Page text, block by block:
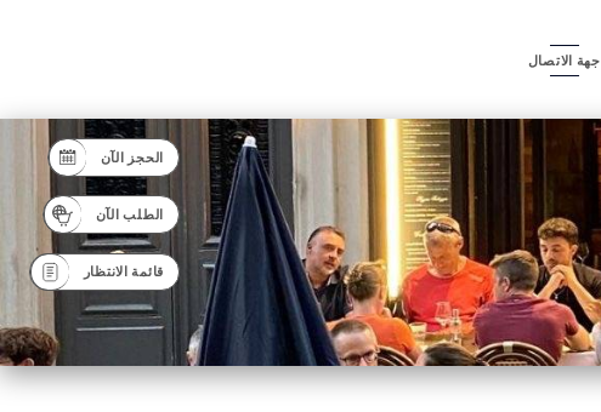
جهة الاتصال
الحجز الآن
الطلب الآن
قائمة الانتظار